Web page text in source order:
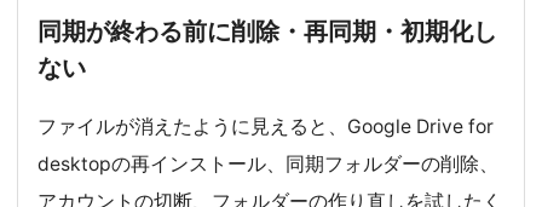
同期が終わる前に削除・再同期・初期化し
ない
ファイルが消えたように見えると、Google Drive for
desktopの再インストール、同期フォルダーの削除、
アカウントの切断、フォルダーの作り直しを試したく